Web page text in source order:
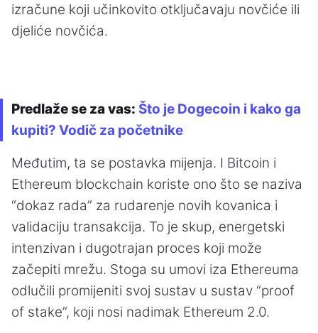
izračune koji učinkovito otključavaju novčiće ili
djeliće novčića.
Predlaže se za vas: Što je Dogecoin i kako ga
kupiti? Vodič za početnike
Međutim, ta se postavka mijenja. I Bitcoin i
Ethereum blockchain koriste ono što se naziva
“dokaz rada” za rudarenje novih kovanica i
validaciju transakcija. To je skup, energetski
intenzivan i dugotrajan proces koji može
začepiti mrežu. Stoga su umovi iza Ethereuma
odlučili promijeniti svoj sustav u sustav “proof
of stake”, koji nosi nadimak Ethereum 2.0.